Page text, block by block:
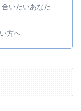
いたいあなた
方へ